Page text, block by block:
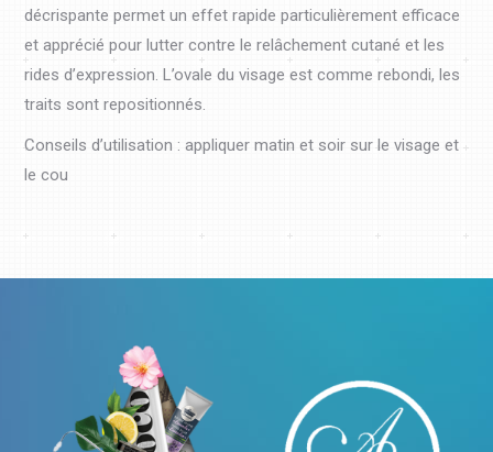
décrispante permet un effet rapide particulièrement efficace
et apprécié pour lutter contre le relâchement cutané et les
rides d’expression. L’ovale du visage est comme rebondi, les
traits sont repositionnés.
Conseils d’utilisation : appliquer matin et soir sur le visage et
le cou